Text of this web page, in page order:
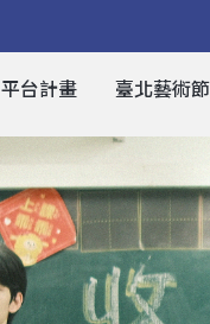
平台計畫 臺北藝術節